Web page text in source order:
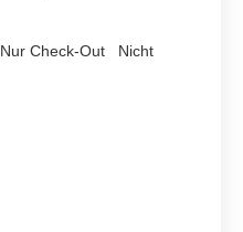
Nur Check-Out
Nicht